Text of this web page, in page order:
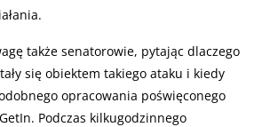
także senatorowie, pytając dlaczego
się obiektem takiego ataku i kiedy
opracowania poświęconego
Podczas kilkugodzinnego